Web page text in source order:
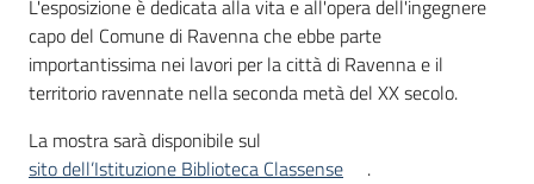
L'esposizione è dedicata alla vita e all'opera dell'ingegnere
capo del Comune di Ravenna che ebbe parte
importantissima nei lavori per la città di Ravenna e il
territorio ravennate nella seconda metà del XX secolo.
La mostra sarà disponibile sul
sito dell’Istituzione Biblioteca Classense
.